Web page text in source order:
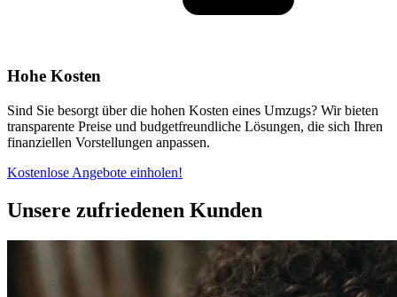
Hohe Kosten
Sind Sie besorgt über die hohen Kosten eines Umzugs? Wir bieten
transparente Preise und budgetfreundliche Lösungen, die sich Ihren
finanziellen Vorstellungen anpassen.
Kostenlose Angebote einholen!
Unsere zufriedenen Kunden